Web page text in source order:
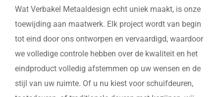
Wat Verbakel Metaaldesign echt uniek maakt, is onze
toewijding aan maatwerk. Elk project wordt van begin
tot eind door ons ontworpen en vervaardigd, waardoor
we volledige controle hebben over de kwaliteit en het
eindproduct volledig afstemmen op uw wensen en de
stijl van uw ruimte. Of u nu kiest voor schuifdeuren,